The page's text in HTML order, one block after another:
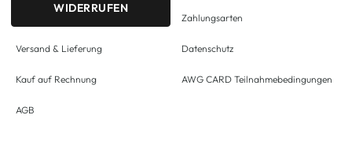
WIDERRUFEN
Versand & Lieferung
Kauf auf Rechnung
AGB
Zahlungsarten
Datenschutz
AWG CARD Teilnahmebedingungen